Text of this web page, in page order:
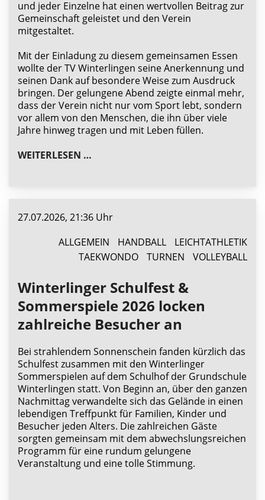
und jeder Einzelne hat einen wertvollen Beitrag zur
Gemeinschaft geleistet und den Verein
mitgestaltet.
Mit der Einladung zu diesem gemeinsamen Essen
wollte der TV Winterlingen seine Anerkennung und
seinen Dank auf besondere Weise zum Ausdruck
bringen. Der gelungene Abend zeigte einmal mehr,
dass der Verein nicht nur vom Sport lebt, sondern
vor allem von den Menschen, die ihn über viele
Jahre hinweg tragen und mit Leben füllen.
WEITERLESEN …
27.07.2026, 21:36 Uhr
ALLGEMEIN
HANDBALL
LEICHTATHLETIK
TAEKWONDO
TURNEN VOLLEYBALL
Winterlinger Schulfest &
Sommerspiele 2026 locken
zahlreiche Besucher an
Bei strahlendem Sonnenschein fanden kürzlich das
Schulfest zusammen mit den Winterlinger
Sommerspielen auf dem Schulhof der Grundschule
Winterlingen statt. Von Beginn an, über den ganzen
Nachmittag verwandelte sich das Gelände in einen
lebendigen Treffpunkt für Familien, Kinder und
Besucher jeden Alters. Die zahlreichen Gäste
sorgten gemeinsam mit dem abwechslungsreichen
Programm für eine rundum gelungene
Veranstaltung und eine tolle Stimmung.